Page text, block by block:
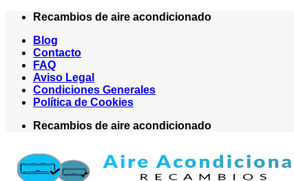
Saltar
contenido
Recambios de aire acondicionado
Blog
Contacto
FAQ
Aviso Legal
Condiciones Generales
Política de Cookies
Recambios de aire acondicionado